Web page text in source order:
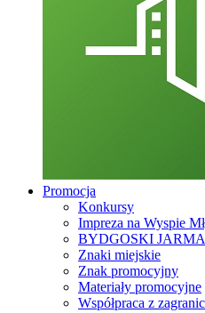
Promocja
Konkursy
Impreza na Wyspie
BYDGOSKI
Znaki miejskie
Znak promocyjny
Materiały promocyjne
Współpraca z